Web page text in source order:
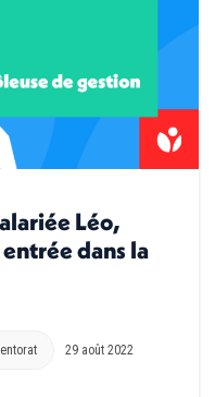
Léo,
dans la
29 août 2022